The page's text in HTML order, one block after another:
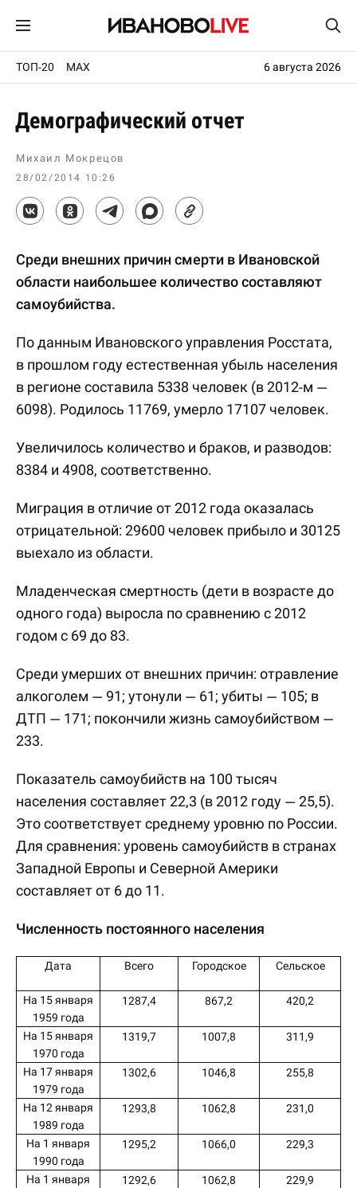
ТОП-20 MAX 6 августа 2026
Демографический отчет
Михаил Мокрецов
28/02/2014 10:26
Среди внешних причин смерти в Ивановской
области наибольшее количество составляют
самоубийства.
По данным Ивановского управления Росстата,
в прошлом году естественная убыль населения
в регионе составила 5338 человек (в 2012-м —
6098). Родилось 11769, умерло 17107 человек.
Увеличилось количество и браков, и разводов:
8384 и 4908, соответственно.
Миграция в отличие от 2012 года оказалась
отрицательной: 29600 человек прибыло и 30125
выехало из области.
Младенческая смертность (дети в возрасте до
одного года) выросла по сравнению с 2012
годом с 69 до 83.
Среди умерших от внешних причин: отравление
алкоголем — 91; утонули — 61; убиты — 105; в
ДТП — 171; покончили жизнь самоубийством —
233.
Показатель самоубийств на 100 тысяч
населения составляет 22,3 (в 2012 году — 25,5).
Это соответствует среднему уровню по России.
Для сравнения: уровень самоубийств в странах
Западной Европы и Северной Америки
составляет от 6 до 11.
Численность постоянного населения
Дата Всего Городское Сельское
На 15 января
1959 года
1287,4 867,2 420,2
На 15 января
1970 года
1319,7 1007,8 311,9
На 17 января
1979 года
1302,6 1046,8 255,8
На 12 января
1989 года
1293,8 1062,8 231,0
На 1 января
1990 года
1295,2 1066,0 229,3
На 1 января
1292,6 1062,8 229,9